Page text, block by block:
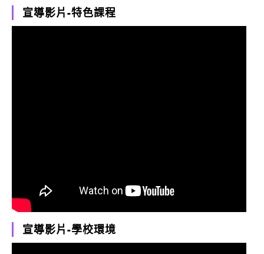
宣導影片-特色課程
宣導影片-學校環境